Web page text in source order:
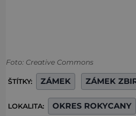
Foto: Creative Commons
ŠTÍTKY: ZÁMEK ZÁMEK
LOKALITA: OKRES ROKYCANY